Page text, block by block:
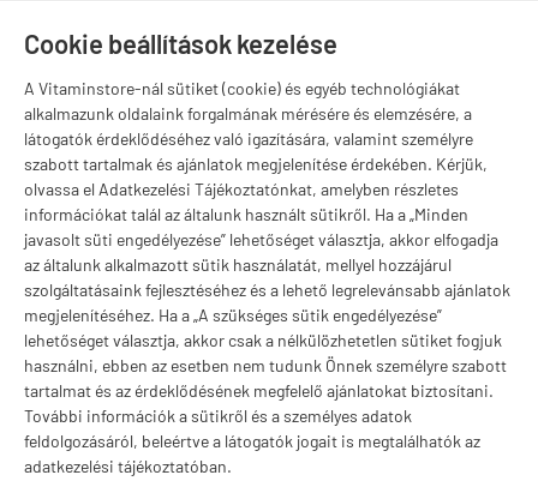
Cookie beállítások kezelése
A Vitaminstore-nál sütiket (cookie) és egyéb technológiákat
alkalmazunk oldalaink forgalmának mérésére és elemzésére, a
látogatók érdeklődéséhez való igazítására, valamint személyre
szabott tartalmak és ajánlatok megjelenítése érdekében. Kérjük,
olvassa el Adatkezelési Tájékoztatónkat, amelyben részletes
információkat talál az általunk használt sütikről. Ha a „Minden
javasolt süti engedélyezése” lehetőséget választja, akkor elfogadja
az általunk alkalmazott sütik használatát, mellyel hozzájárul
szolgáltatásaink fejlesztéséhez és a lehető legrelevánsabb ajánlatok
megjelenítéséhez. Ha a „A szükséges sütik engedélyezése”
lehetőséget választja, akkor csak a nélkülözhetetlen sütiket fogjuk
használni, ebben az esetben nem tudunk Önnek személyre szabott
tartalmat és az érdeklődésének megfelelő ajánlatokat biztosítani.
További információk a sütikről és a személyes adatok
feldolgozásáról, beleértve a látogatók jogait is megtalálhatók az
adatkezelési tájékoztatóban.
Szugló u. 83-85.
Márkák
Valuta választás